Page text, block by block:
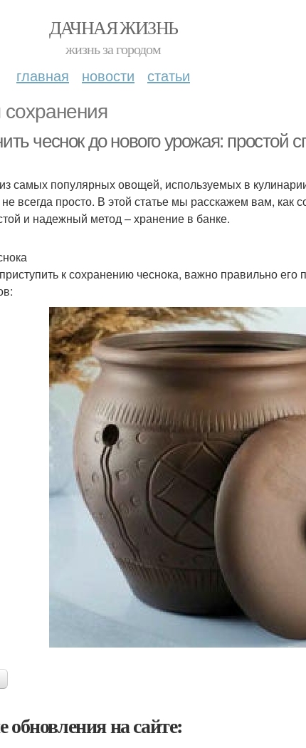
ДАЧНАЯ ЖИЗНЬ
жизнь за городом
главная новости статьи
чеснок до нового урожая: простой
самых популярных овощей, используемых в
всегда просто. В этой статье мы расскажем вам, как
и надежный метод – хранение в банке.
к сохранению чеснока, важно правильно его
обновления на сайте: